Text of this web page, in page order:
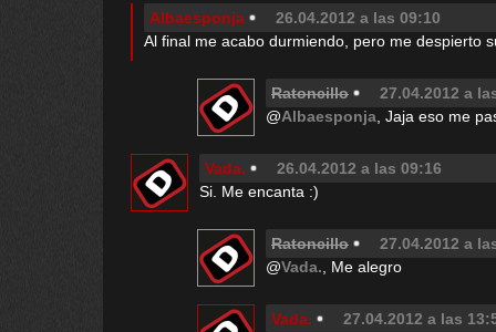
Albaesponja
26.04.2012 a las 09:10
Al final me acabo durmiendo, pero me despierto
Ratoncillo
27.04.2012 a
@Albaesponja , Jaja eso me
Vada.
26.04.2012 a las 09:16
Si. Me encanta :)
Ratoncillo
27.04.2012 a
@Vada. , Me alegro
Vada.
27.04.2012 a las